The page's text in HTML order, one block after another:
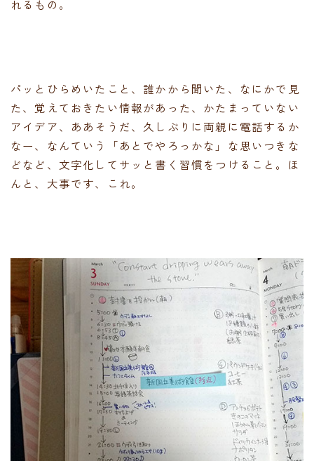
れるもの。
パッとひらめいたこと、誰かから聞いた、なにかで見
た、覚えておきたい情報があった、かたまっていない
アイデア、ああそうだ、久しぶりに両親に電話するか
なー、なんていう「あとでやろっかな」な思いつきな
どなど、文字化してサッと書く習慣をつけること。ほ
んと、大事です、これ。